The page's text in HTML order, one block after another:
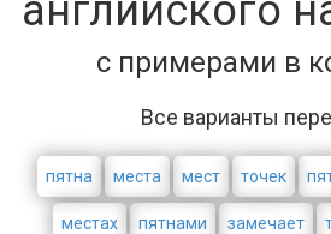
английского
с примерами в
Все варианты
пятна места мест точек
местах пятнами замечает